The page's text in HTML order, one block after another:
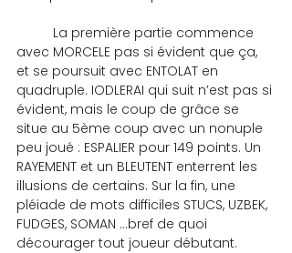
avec MORCELE pas si évident que ça,
et se poursuit avec ENTOLAT en
quadruple. IODLERAI qui suit n’est pas si
évident, mais le coup de grâce se
situe au 5ème coup avec un nonuple
peu joué : ESPALIER pour 149 points. Un
RAYEMENT et un BLEUTENT enterrent les
illusions de certains. Sur la fin, une
pléiade de mots difficiles STUCS, UZBEK,
FUDGES, SOMAN …bref de quoi
décourager tout joueur débutant.